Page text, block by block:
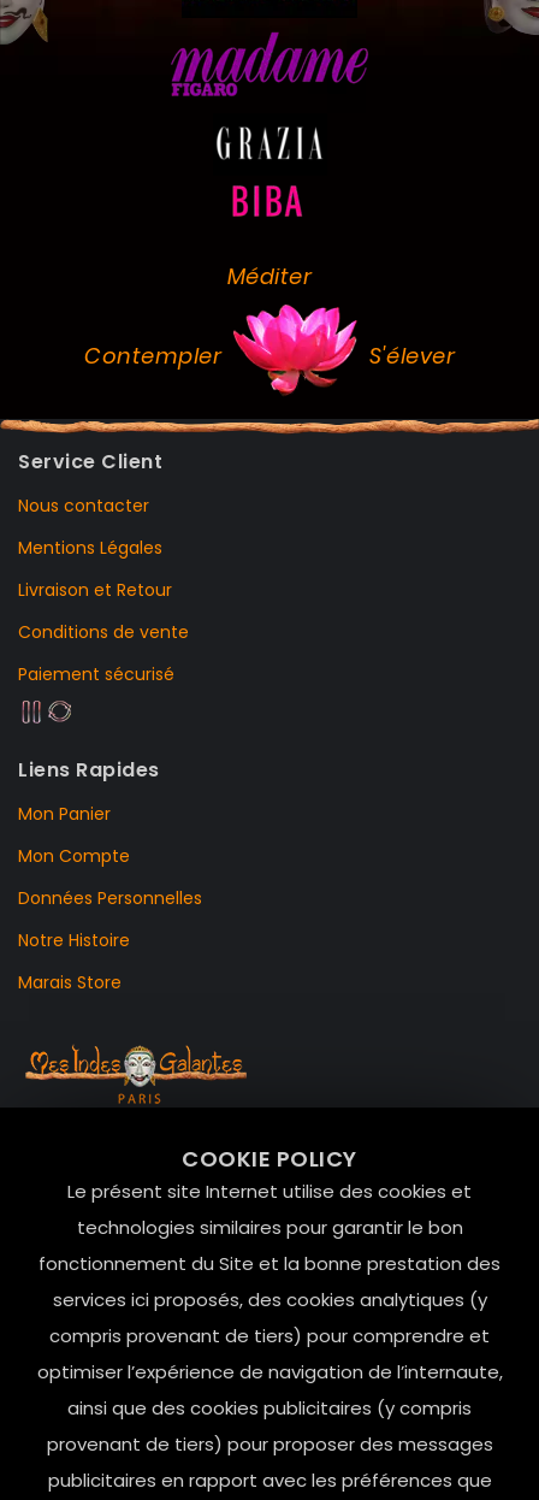
COOKIE POLICY
Le présent site Internet utilise des cookies et
technologies similaires pour garantir le bon
fonctionnement du Site et la bonne prestation des
services ici proposés, des cookies analytiques (y
compris provenant de tiers) pour comprendre et
optimiser l’expérience de navigation de l’internaute,
ainsi que des cookies publicitaires (y compris
provenant de tiers) pour proposer des messages
publicitaires en rapport avec les préférences que
Méditer
Contempler S'élever
Service Client
Nous contacter
Mentions Légales
Livraison et Retour
Conditions de vente
Paiement sécurisé
Liens Rapides
Mon Panier
Mon Compte
Données Personnelles
Notre Histoire
Marais Store
Le Marais, 75004 Paris
contact@mesindesgalantes.com
01.42.72.42.51